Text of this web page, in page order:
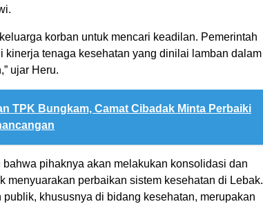
korban untuk mencari keadilan. Pemerintah
kinerja tenaga kesehatan yang dinilai lamban dalam
ujar Heru.
TPK Bungkam, Camat Cibadak Minta Perbaiki
bahwa pihaknya akan melakukan konsolidasi dan
menyuarakan perbaikan sistem kesehatan di Lebak.
publik, khususnya di bidang kesehatan, merupakan